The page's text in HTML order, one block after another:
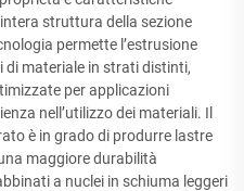
struttura della sezione
permette l’estrusione
di materiale in strati distinti,
per applicazioni
nell’utilizzo dei materiali. Il
è in grado di produrre lastre
maggiore durabilità
a nuclei in schiuma leggeri